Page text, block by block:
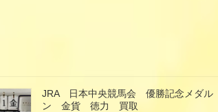
JRA 日本中央競馬会 優勝記念メダ
ン 金貨 徳力 買取